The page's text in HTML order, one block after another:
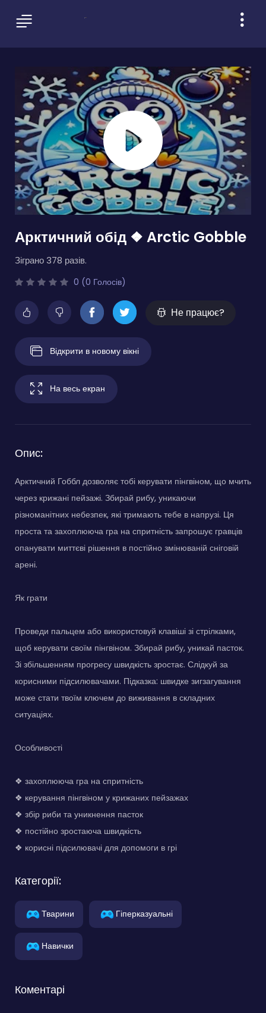
Арктичний обід ❖ Arctic Gobble
Зіграно 378 разів.
0 (0 Голосів)
Не працює?
Відкрити в новому вікні
На весь екран
Опис:
Арктичний Гоббл дозволяє тобі керувати пінгвіном, що мчить
через крижані пейзажі. Збирай рибу, уникаючи
різноманітних небезпек, які тримають тебе в напрузі. Ця
проста та захоплююча гра на спритність запрошує гравців
опанувати миттєві рішення в постійно змінюваній сніговій
арені.
Як грати
Проведи пальцем або використовуй клавіші зі стрілками,
щоб керувати своїм пінгвіном. Збирай рибу, уникай пасток.
Зі збільшенням прогресу швидкість зростає. Слідкуй за
корисними підсилювачами. Підказка: швидке зигзагування
може стати твоїм ключем до виживання в складних
ситуаціях.
Особливості
❖ захоплююча гра на спритність
❖ керування пінгвіном у крижаних пейзажах
❖ збір риби та уникнення пасток
❖ постійно зростаюча швидкість
❖ корисні підсилювачі для допомоги в грі
Категорії:
Тварини Гіперказуальні
Навички
Коментарі